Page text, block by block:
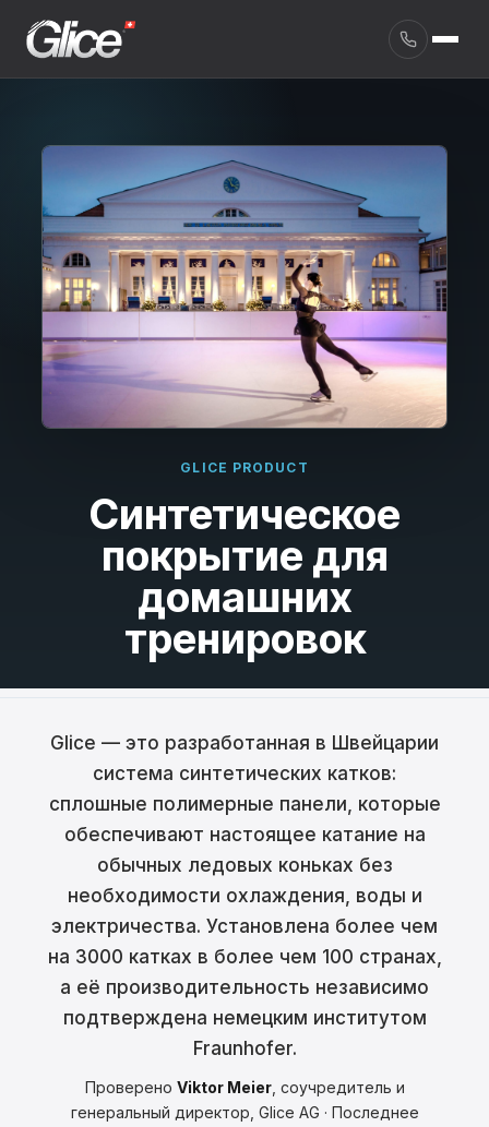
English
Français
Nederlands
Dansk
Svenska
Suomi
Čeština
Hrvatski
GLICE PRODUCT
Синтетическое
покрытие для
домашних
тренировок
Glice — это разработанная в Швейцарии
система синтетических катков:
сплошные полимерные панели, которые
обеспечивают настоящее катание на
обычных ледовых коньках без
необходимости охлаждения, воды и
электричества. Установлена более чем
на 3000 катках в более чем 100 странах,
а её производительность независимо
подтверждена немецким институтом
Fraunhofer.
Проверено Viktor Meier, соучредитель и
генеральный директор, Glice AG · Последнее